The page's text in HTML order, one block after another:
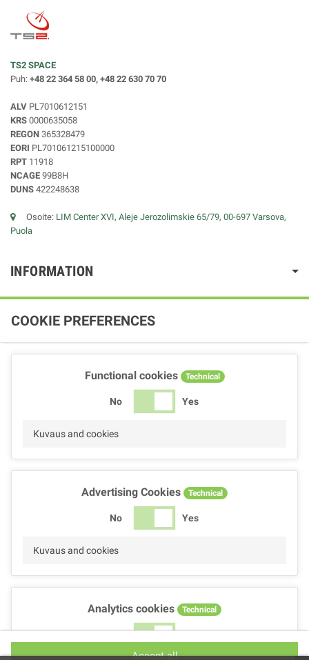
TS2 SPACE
Puh: +48 22 364 58 00, +48 22 630 70 70
ALV PL7010612151
KRS 0000635058
REGON 365328479
EORI PL701061215100000
RPT 11918
NCAGE 99B8H
DUNS 422248638
Osoite: LIM Center XVI, Aleje Jerozolimskie 65/79, 00-697 Varsova,
Puola
INFORMATION
COOKIE PREFERENCES
Functional cookies Technical
No Yes
Kuvaus and cookies
Advertising Cookies Technical
No Yes
Kuvaus and cookies
Analytics cookies Technical
No Yes
Accept all